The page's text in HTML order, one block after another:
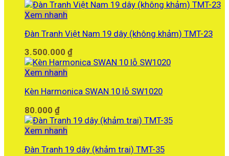
Xem nhanh
Đàn Tranh Việt Nam 19 dây (không khảm) TMT-23
3.500.000 ₫
Xem nhanh
Kèn Harmonica SWAN 10 lỗ SW1020
80.000 ₫
Xem nhanh
Đàn Tranh 19 dây (khảm trai) TMT-35